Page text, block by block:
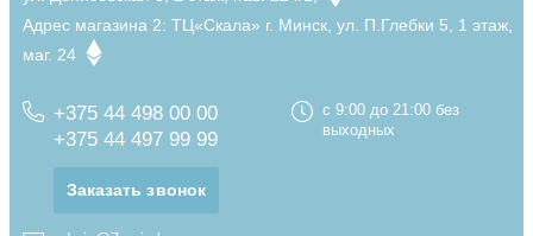
Адрес магазина 2: ТЦ«Скала» г. Минск, ул. П.Глебки 5, 1 этаж,
маг. 24
+375 44 498 00 00
+375 44 497 99 99
Заказать звонок
с 9:00 до 21:00 без
выходных